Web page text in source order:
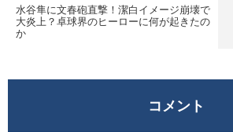
水谷隼に文春砲直撃！潔白イメージ崩壊で
大炎上？卓球界のヒーローに何が起きたの
か
コメント